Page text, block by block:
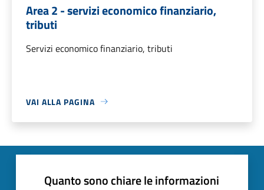
Area 2 - servizi economico finanziario,
tributi
Servizi economico finanziario, tributi
VAI ALLA PAGINA
Quanto sono chiare le informazioni